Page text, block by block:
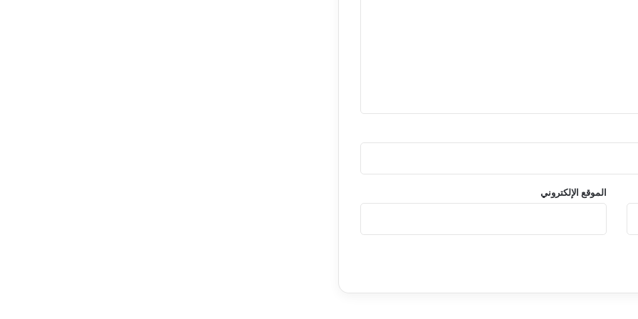
الموقع الإلكتروني